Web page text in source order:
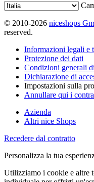
© 2010-2026 niceshops
reserved.
Informazioni legali e
Protezione dei dati
Condizioni generali
Dichiarazione di
Impostazioni sulla
Annullare qui i
Azienda
Altri nice Shops
Recedere dal contratto
Personalizza la tua
Utilizziamo i cookie e altre